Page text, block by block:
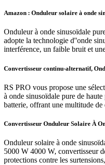
Amazon : Onduleur solaire à onde
Onduleur à onde sinusoïdale
adopte la technologie d''onde
interférence, un faible bruit et
Convertisseur continu-alternatif,
RS PRO vous propose une
à onde sinusoïdale pure de
batterie, offrant une multitude de
Convertisseur Onduleur Solaire À
Onduleur solaire à onde
5000 W 4000 W, convertisseur
protections contre les